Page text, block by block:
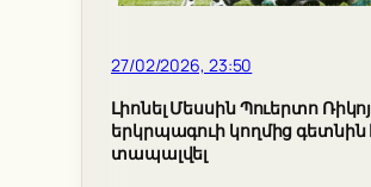
27/02/2026, 23:50
Լիոնել Մեսսին Պուերտո
երկրպագուի կողմից գետնին
տապալվել